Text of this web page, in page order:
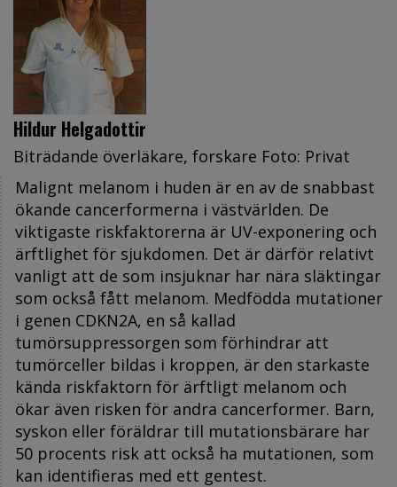
Hildur Helgadottir
Biträdande överläkare, forskare Foto: Privat
Malignt melanom i huden är en av de snabbast
ökande cancerformerna i västvärlden. De
viktigaste riskfaktorerna är UV-exponering och
ärftlighet för sjukdomen. Det är därför relativt
vanligt att de som insjuknar har nära släktingar
som också fått melanom. Medfödda mutationer
i genen CDKN2A, en så kallad
tumörsuppressorgen som förhindrar att
tumörceller bildas i kroppen, är den starkaste
kända riskfaktorn för ärftligt melanom och
ökar även risken för andra cancerformer. Barn,
syskon eller föräldrar till mutationsbärare har
50 procents risk att också ha mutationen, som
kan identifieras med ett gentest.